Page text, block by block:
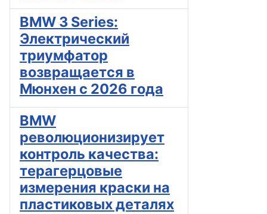
BMW 3 Series:
Электрический
триумфатор
возвращается в
Мюнхен с 2026 года
BMW
революционизирует
контроль качества:
терагерцовые
измерения краски на
пластиковых деталях